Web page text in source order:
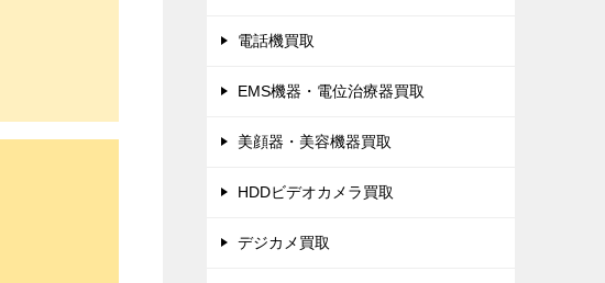
電話機買取
EMS機器・電位治療器買取
美顔器・美容機器買取
HDDビデオカメラ買取
デジカメ買取